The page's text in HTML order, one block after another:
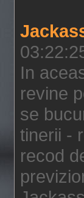
In
revine
se
tinerii -
recod